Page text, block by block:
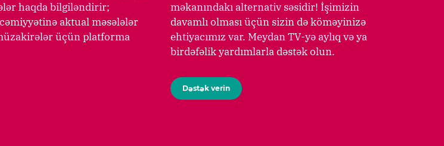
haqda bilgiləndirir;
aktual məsələlər
üçün platforma
məkanındakı alternativ səsidir! İşimizin
davamlı olması üçün sizin də köməyinizə
ehtiyacımız var. Meydan TV-yə aylıq və ya
birdəfəlik yardımlarla dəstək olun.
Dəstək verin